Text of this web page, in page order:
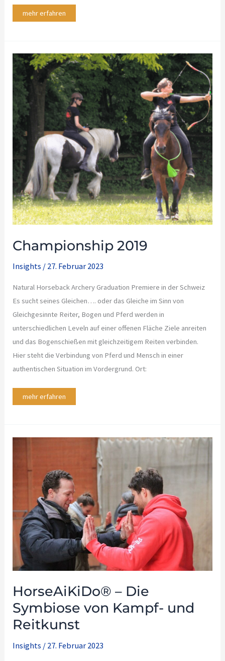
mehr erfahren
Championship 2019
Insights / 27. Februar 2023
Natural Horseback Archery Graduation Premiere in der Schweiz
Es sucht seines Gleichen…. oder das Gleiche im Sinn von
Gleichgesinnte Reiter, Bogen und Pferd werden in
unterschiedlichen Leveln auf einer offenen Fläche Ziele anreiten
und das Bogenschießen mit gleichzeitigem Reiten verbinden.
Hier steht die Verbindung von Pferd und Mensch in einer
authentischen Situation im Vordergrund. Ort:
Championship
2019
mehr erfahren
HorseAiKiDo® – Die
Symbiose von Kampf- und
Reitkunst
Insights / 27. Februar 2023
HorseAiKiDo®
von
Kampf-
Reitkunst